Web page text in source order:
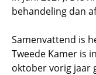
behandeling dan
Samenvattend is
Tweede Kamer is
oktober vorig jaar